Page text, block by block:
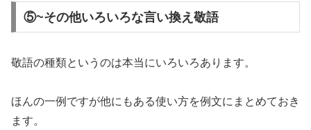
⑤~その他いろいろな言い換え敬語
敬語の種類というのは本当にいろいろあります。
ほんの一例ですが他にもある使い方を例文にまとめておき
ます。